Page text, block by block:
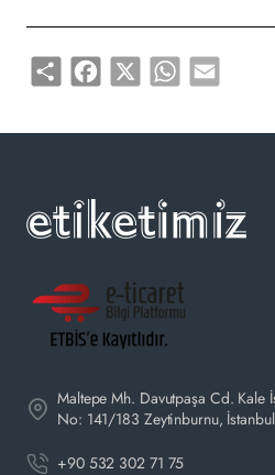
Share Facebook
X WhatsApp
Email
Maltepe Mh. Davutpaşa Cd. Kale
No: 141/183 Zeytinburnu, İstanbul
+90 532 302 71 75